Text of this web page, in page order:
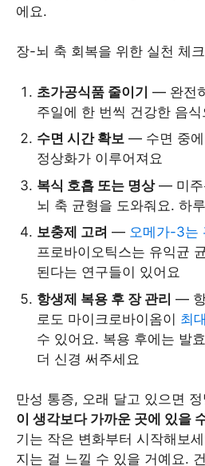
에요.
장-뇌 축 회복을 위한 실천 체
초가공식품 줄이기 — 완전
주일에 한 번씩 건강한 음
수면 시간 확보— 수면 중에
정상화가 이루어져요
복식 호흡 또는 명상— 미주
뇌 축 균형을 도와줘요. 하
보충제 고려 — 오메가-3는
프로바이오틱스는 유익균
된다는 연구들이 있어요
항생제 복용 후 장 관리 — 항
로도 마이크로바이옴이 최
수 있어요. 복용 후에는 발
더 신경 써주세요
만성 통증, 오래 달고 있으면
이 생각보다 가까운 곳에 있을
기는 작은 변화부터 시작해보
지는 걸 느낄 수 있을 거예요.